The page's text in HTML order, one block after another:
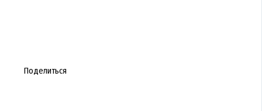
Поделиться